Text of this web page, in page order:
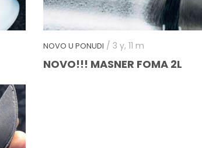
NOVO U PONUDI / 3 y, 11 m
NOVO!!! MASNER FOMA 2L